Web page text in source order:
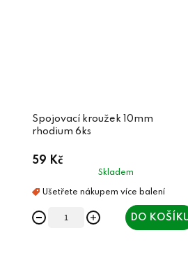
Spojovací kroužek 10mm
rhodium 6ks
59 Kč
Skladem
DO